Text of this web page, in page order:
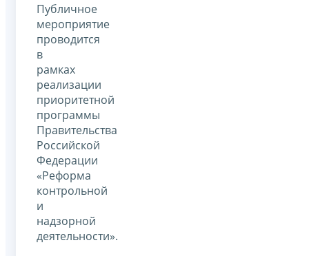
Публичное
мероприятие
проводится
в
рамках
реализации
приоритетной
программы
Правительства
Российской
Федерации
«Реформа
контрольной
и
надзорной
деятельности».